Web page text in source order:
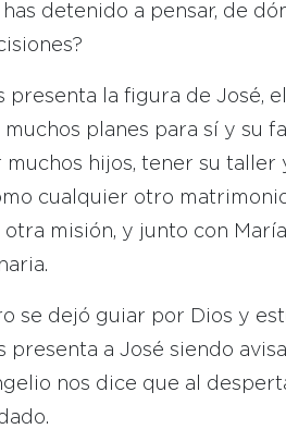
has detenido a pensar, de
presenta la figura de José,
planes para sí y su
muchos hijos, tener su taller
cualquier otro
misión, y junto con
se dejó guiar por Dios y
presenta a José siendo
nos dice que al